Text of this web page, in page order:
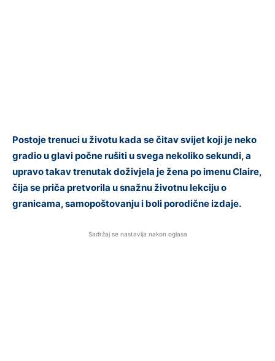
Postoje trenuci u životu kada se čitav svijet koji je neko
gradio u glavi počne rušiti u svega nekoliko sekundi, a
upravo takav trenutak doživjela je žena po imenu Claire,
čija se priča pretvorila u snažnu životnu lekciju o
granicama, samopoštovanju i boli porodične izdaje.
Sadržaj se nastavlja nakon oglasa